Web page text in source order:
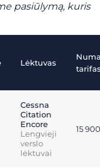
pasiūlymą, kuris
Lėktuvas
Cessna
Citation
Encore
Lengvieji
verslo
lėktuvai
15